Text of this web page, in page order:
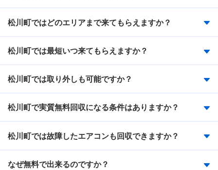
松川町ではどのエリアまで来てもらえますか？
松川町では最短いつ来てもらえますか？
松川町では取り外しも可能ですか？
松川町で実質無料回収になる条件はありますか？
松川町では故障したエアコンも回収できますか？
なぜ無料で出来るのですか？